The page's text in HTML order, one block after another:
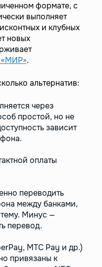
формате, с
выполняет
и клубных
новых
«МИР».
альтернатив:
через
простой, но не
зависит
оплаты
переводить
между банками,
Минус —
перевод.
МТС Pay и др.)
привязаны к